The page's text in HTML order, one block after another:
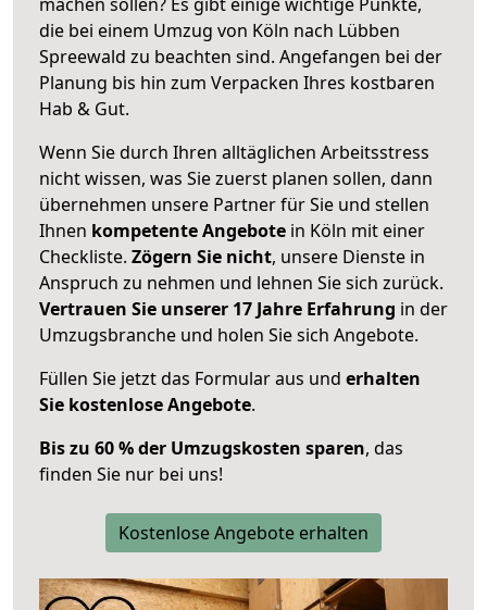
die bei einem Umzug von Köln nach Lübben
Spreewald zu beachten sind. Angefangen bei der
Planung bis hin zum Verpacken Ihres kostbaren
Hab & Gut.
Wenn Sie durch Ihren alltäglichen Arbeitsstress
nicht wissen, was Sie zuerst planen sollen, dann
übernehmen unsere Partner für Sie und stellen
Ihnen kompetente Angebote in Köln mit einer
Checkliste. Zögern Sie nicht, unsere Dienste in
Anspruch zu nehmen und lehnen Sie sich zurück.
Vertrauen Sie unserer 17 Jahre Erfahrung in der
Umzugsbranche und holen Sie sich Angebote.
Füllen Sie jetzt das Formular aus und erhalten
Sie kostenlose Angebote.
Bis zu 60 % der Umzugskosten sparen, das
finden Sie nur bei uns!
Kostenlose Angebote erhalten